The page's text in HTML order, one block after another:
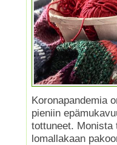
Koronapandemia
pieniin
tottuneet.
lomallakaan